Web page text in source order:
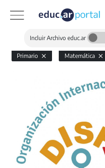
Incluir Archivo educ.ar
Primario Matemática